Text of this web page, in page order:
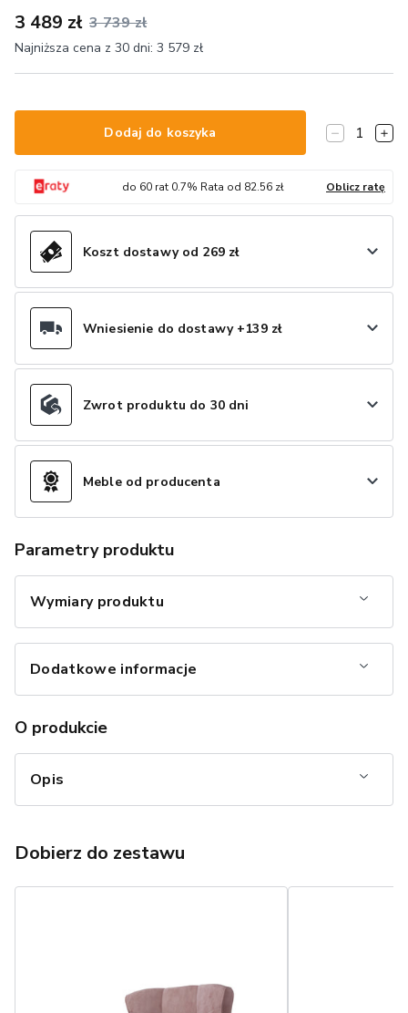
3 489 zł 3 739 zł
Najniższa cena z 30 dni: 3 579 zł
Dodaj do koszyka 1
do 60 rat 0.7% Rata od 82.56 zł Oblicz ratę
Koszt dostawy od 269 zł
Wniesienie do dostawy +139 zł
Zwrot produktu do 30 dni
Meble od producenta
Parametry produktu
Wymiary produktu
Dodatkowe informacje
O produkcie
Opis
Dobierz do zestawu